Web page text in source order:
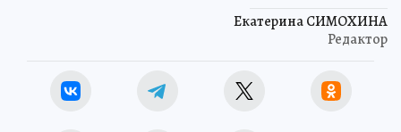
Екатерина СИМОХИНА
Редактор